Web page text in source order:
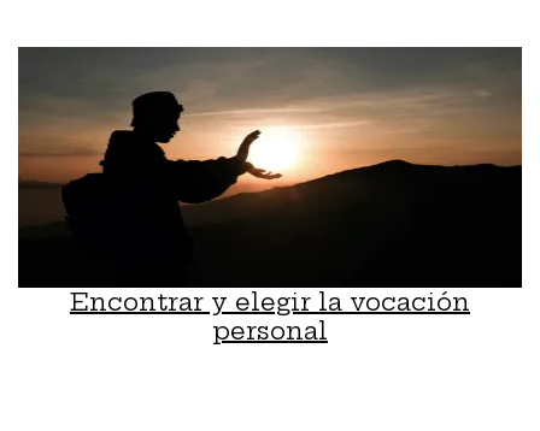
Encontrar y elegir la vocación
personal